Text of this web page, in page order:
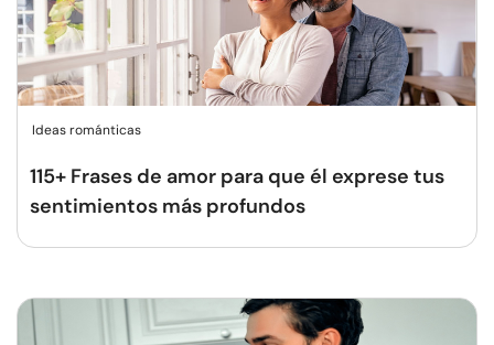
Ideas románticas
115+ Frases de amor para que él exprese tus
sentimientos más profundos